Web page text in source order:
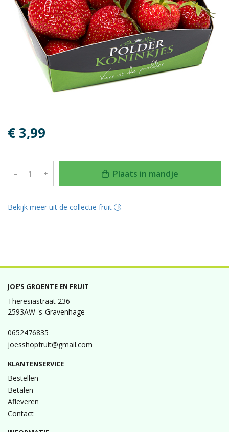
€ 3,99
– + Plaats in mandje
Bekijk meer uit de collectie fruit
JOE'S GROENTE EN FRUIT
Theresiastraat 236
2593AW 's-Gravenhage
0652476835
joesshopfruit@gmail.com
KLANTENSERVICE
Bestellen
Betalen
Afleveren
Contact